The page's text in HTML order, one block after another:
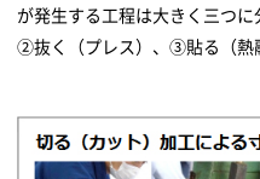
が発生する工程は大きく三つ
②抜く（プレス）、③貼る（熱